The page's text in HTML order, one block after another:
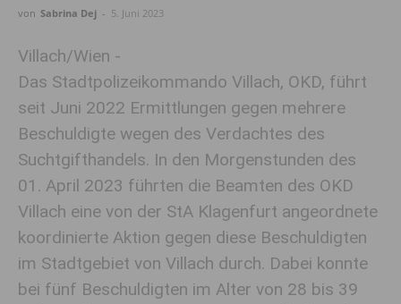
von Sabrina Dej - 5. Juni 2023
Villach/Wien -
Das Stadtpolizeikommando Villach, OKD, führt
seit Juni 2022 Ermittlungen gegen mehrere
Beschuldigte wegen des Verdachtes des
Suchtgifthandels. In den Morgenstunden des
01. April 2023 führten die Beamten des OKD
Villach eine von der StA Klagenfurt angeordnete
koordinierte Aktion gegen diese Beschuldigten
im Stadtgebiet von Villach durch. Dabei konnte
bei fünf Beschuldigten im Alter von 28 bis 39